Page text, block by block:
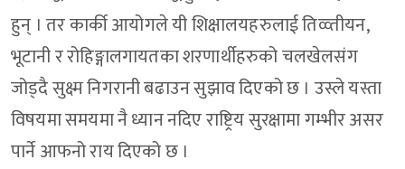
हुन् । तर कार्की आयोगले यी शिक्षालयहरुलाई तिव्व्तीयन,
भूटानी र रोहिङ्गालगायतका शरणार्थीहरुको चलखेलसंग
जोड्दै सुक्ष्म निगरानी बढाउन सुझाव दिएको छ । उस्ले यस्ता
विषयमा समयमा नै ध्यान नदिए राष्ट्रिय सुरक्षामा गम्भीर असर
पार्ने आफनो राय दिएको छ ।